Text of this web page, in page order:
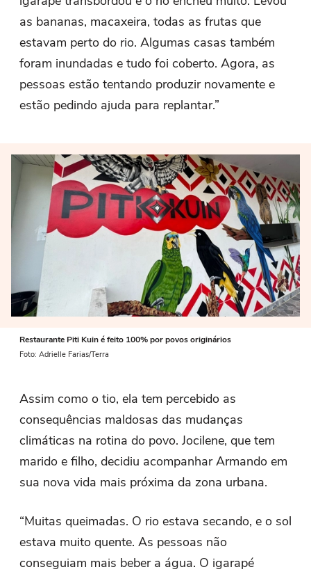
as bananas, macaxeira, todas as frutas que
estavam perto do rio. Algumas casas também
foram inundadas e tudo foi coberto. Agora, as
pessoas estão tentando produzir novamente e
estão pedindo ajuda para replantar.”
Restaurante Piti Kuin é feito 100% por povos originários
Foto: Adrielle Farias/Terra
Assim como o tio, ela tem percebido as
consequências maldosas das mudanças
climáticas na rotina do povo. Jocilene, que tem
marido e filho, decidiu acompanhar Armando em
sua nova vida mais próxima da zona urbana.
“Muitas queimadas. O rio estava secando, e o sol
estava muito quente. As pessoas não
conseguiam mais beber a água. O igarapé